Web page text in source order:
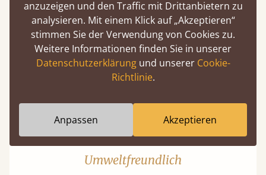
Der Erhalt der natürlichen Qualität und
Schönheit des Holzes steht für uns klar über
kurzfristigen Einsparungen – denn echte
Wertigkeit kennt keine Kompromisse.
Umweltfreundlich
anzuzeigen und den Traffic mit Drittanbietern zu
analysieren. Mit einem Klick auf „Akzeptieren“
stimmen Sie der Verwendung von Cookies zu.
Weitere Informationen finden Sie in unserer
Datenschutzerklärungund unserer Cookie-
Richtlinie.
Anpassen Akzeptieren